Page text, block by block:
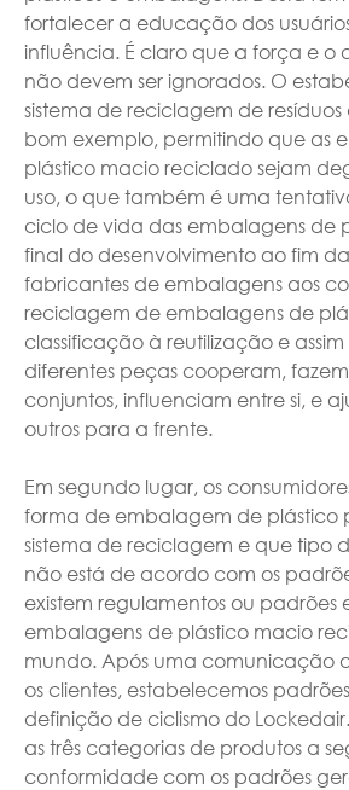
fortalecer a educação dos
influência. É claro que a força e o
não devem ser ignorados. O
sistema de reciclagem de
bom exemplo, permitindo que as
plástico macio reciclado sejam
uso, o que também é uma
ciclo de vida das embalagens de
final do desenvolvimento ao fim
fabricantes de embalagens aos
reciclagem de embalagens de
classificação à reutilização e
diferentes peças cooperam,
conjuntos, influenciam entre si, e
outros para a frente.
Em segundo lugar, os
forma de embalagem de plástico
sistema de reciclagem e que tipo
não está de acordo com os
existem regulamentos ou padrões
embalagens de plástico macio
mundo. Após uma comunicação
os clientes, estabelecemos
definição de ciclismo do
as três categorias de produtos a
conformidade com os padrões